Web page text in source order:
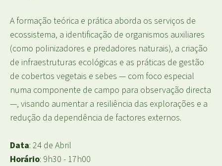
A formação teórica e prática aborda os serviços de
ecossistema, a identificação de organismos auxiliares
(como polinizadores e predadores naturais), a criação
de infraestruturas ecológicas e as práticas de gestão
de cobertos vegetais e sebes — com foco especial
numa componente de campo para observação directa
—, visando aumentar a resiliência das explorações e a
redução da dependência de factores externos.
Data: 24 de Abril
Horário: 9h30 - 17h00